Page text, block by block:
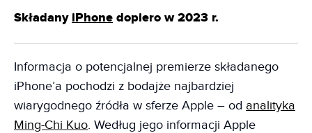
SkładanyiPhone dopiero w 2023 r.
Informacja o potencjalnej premierze składanego
iPhone’a pochodzi z bodajże najbardziej
wiarygodnego źródła w sferze Apple – od analityka
Ming-Chi Kuo. Według jego informacji Apple